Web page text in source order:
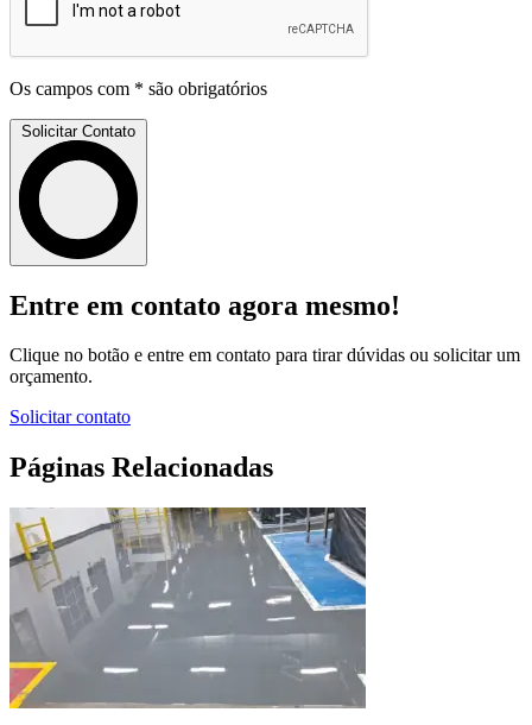
Os campos com * são obrigatórios
Solicitar Contato
Entre em contato agora mesmo!
Clique no botão e entre em contato para tirar dúvidas ou solicitar um
orçamento.
Solicitar contato
Páginas Relacionadas